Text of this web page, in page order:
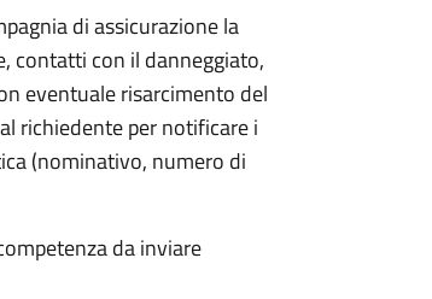
di assicurazione la
contatti con il danneggiato,
eventuale risarcimento del
richiedente per notificare i
(nominativo, numero di
da inviare